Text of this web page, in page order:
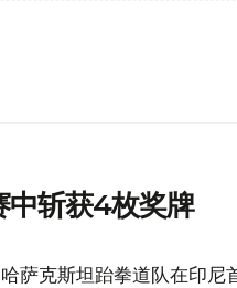
中斩获4枚奖牌
萨克斯坦跆拳道队在印尼